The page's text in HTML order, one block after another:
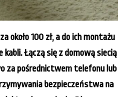
około 100 zł, a do ich montażu
Łączą się z domową siecią
za pośrednictwem telefonu lub
bezpieczeństwa na